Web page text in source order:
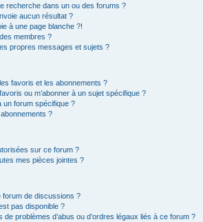
recherche dans un ou des forums ?
aucun résultat ?
à une page blanche ?!
membres ?
propres messages et sujets ?
favoris et les abonnements ?
ou m’abonner à un sujet spécifique ?
un forum spécifique ?
?
sur ce forum ?
mes pièces jointes ?
forum de discussions ?
pas disponible ?
problèmes d’abus ou d’ordres légaux liés à ce forum ?